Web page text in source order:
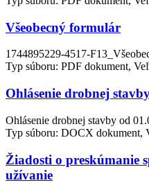
Všeobecný formulár
1744895229-4517-
Typ súboru: PDF dokument,
Ohlásenie drobnej
Ohlásenie drobnej stavby od
Typ súboru: DOCX dokument,
Žiadosti o preskúmanie
užívanie